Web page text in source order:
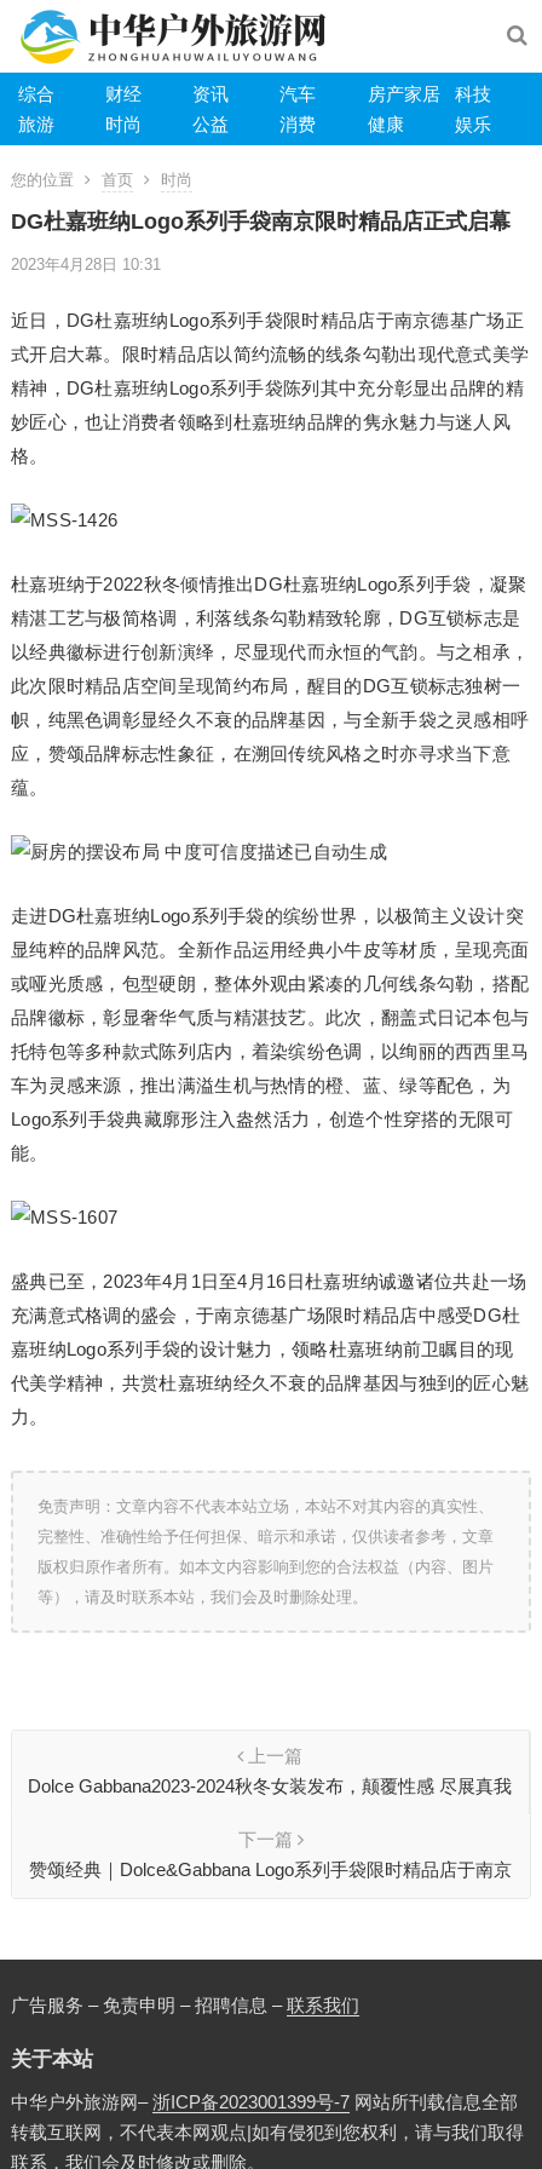
综合 财经 资讯 汽车 房产家居
科技
旅游
时尚 公益 消费 健康 娱乐
您的位置 首页 时尚
DG杜嘉班纳Logo系列手袋南京限时精品店正式启幕
2023年4月28日 10:31
近日，DG杜嘉班纳Logo系列手袋限时精品店于南京德基广场正
式开启大幕。限时精品店以简约流畅的线条勾勒出现代意式美学
精神，DG杜嘉班纳Logo系列手袋陈列其中充分彰显出品牌的精
妙匠心，也让消费者领略到杜嘉班纳品牌的隽永魅力与迷人风
格。
杜嘉班纳于2022秋冬倾情推出DG杜嘉班纳Logo系列手袋，凝聚
精湛工艺与极简格调，利落线条勾勒精致轮廓，DG互锁标志是
以经典徽标进行创新演绎，尽显现代而永恒的气韵。与之相承，
此次限时精品店空间呈现简约布局，醒目的DG互锁标志独树一
帜，纯黑色调彰显经久不衰的品牌基因，与全新手袋之灵感相呼
应，赞颂品牌标志性象征，在溯回传统风格之时亦寻求当下意
蕴。
走进DG杜嘉班纳Logo系列手袋的缤纷世界，以极简主义设计突
显纯粹的品牌风范。全新作品运用经典小牛皮等材质，呈现亮面
或哑光质感，包型硬朗，整体外观由紧凑的几何线条勾勒，搭配
品牌徽标，彰显奢华气质与精湛技艺。此次，翻盖式日记本包与
托特包等多种款式陈列店内，着染缤纷色调，以绚丽的西西里马
车为灵感来源，推出满溢生机与热情的橙、蓝、绿等配色，为
Logo系列手袋典藏廓形注入盎然活力，创造个性穿搭的无限可
能。
盛典已至，2023年4月1日至4月16日杜嘉班纳诚邀诸位共赴一场
充满意式格调的盛会，于南京德基广场限时精品店中感受DG杜
嘉班纳Logo系列手袋的设计魅力，领略杜嘉班纳前卫瞩目的现
代美学精神，共赏杜嘉班纳经久不衰的品牌基因与独到的匠心魅
力。
免责声明：文章内容不代表本站立场，本站不对其内容的真实性、
完整性、准确性给予任何担保、暗示和承诺，仅供读者参考，文章
版权归原作者所有。如本文内容影响到您的合法权益（内容、图片
等），请及时联系本站，我们会及时删除处理。
上一篇
Dolce Gabbana2023-2024秋冬女装发布，颠覆性感 尽展真我
下一篇
赞颂经典｜Dolce&Gabbana Logo系列手袋限时精品店于南京
广告服务 – 免责申明 – 招聘信息 –联系我们
关于本站
中华户外旅游网–浙ICP备2023001399号-7网站所刊载信息全部
转载互联网，不代表本网观点|如有侵犯到您权利，请与我们取得
联系，我们会及时修改或删除。